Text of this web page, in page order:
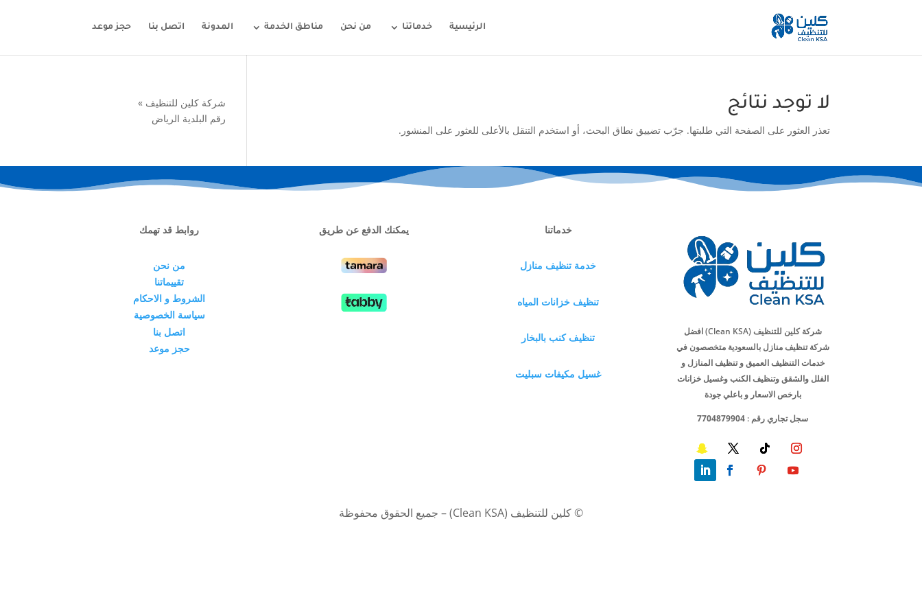
الرئيسية خدماتنا من نحن مناطق الخدمة المدونة اتصل بنا حجز موعد
لا توجد نتائج
تعذر العثور على الصفحة التي طلبتها. جرّب تضييق نطاق البحث، أو استخدم التنقل بالأعلى للعثور على المنشور.
شركة كلين للتنظيف »
رقم البلدية الرياض
روابط قد تهمك
من نحن
تقييماتنا
الشروط و الاحكام
سياسة الخصوصية
اتصل بنا
حجز موعد
يمكنك الدفع عن طريق خدماتنا
خدمة تنظيف منازل
تنظيف خزانات المياه
تنظيف كنب بالبخار
غسيل مكيفات سبليت
شركة كلين للتنظيف (Clean KSA) افضل
شركة تنظيف منازل بالسعودية متخصصون في
خدمات التنظيف العميق و تنظيف المنازل و
الفلل والشقق وتنظيف الكنب وغسيل خزانات
بارخص الاسعار و باعلي جودة
سجل تجاري رقم : 7704879904
© كلين للتنظيف (Clean KSA) – جميع الحقوق محفوظة